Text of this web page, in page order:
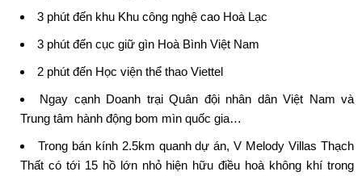
3 phút đến khu Khu công nghệ cao Hoà Lạc
3 phút đến cục giữ gìn Hoà Bình Việt Nam
2 phút đến Học viện thể thao Viettel
Ngay cạnh Doanh trại Quân đội nhân dân Việt Nam và
Trung tâm hành động bom mìn quốc gia…
Trong bán kính 2.5km quanh dự án, V Melody Villas Thạch
Thất có tới 15 hồ lớn nhỏ hiện hữu điều hoà không khí trong